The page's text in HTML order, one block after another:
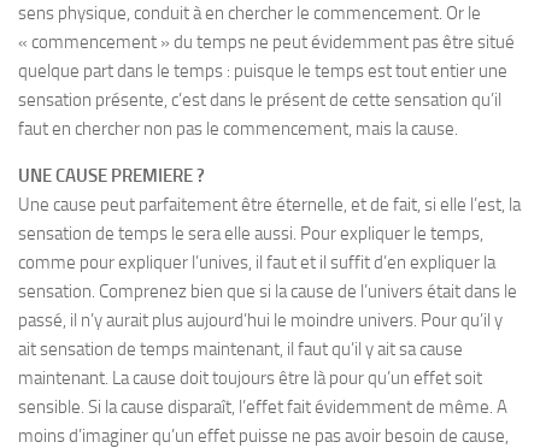
sens physique, conduit à en chercher le commencement. Or le
« commencement » du temps ne peut évidemment pas être situé
quelque part dans le temps : puisque le temps est tout entier une
sensation présente, c’est dans le présent de cette sensation qu’il
faut en chercher non pas le commencement, mais la cause.
UNE CAUSE PREMIERE ?
Une cause peut parfaitement être éternelle, et de fait, si elle l’est, la
sensation de temps le sera elle aussi. Pour expliquer le temps,
comme pour expliquer l’unives, il faut et il suffit d’en expliquer la
sensation. Comprenez bien que si la cause de l’univers était dans le
passé, il n’y aurait plus aujourd’hui le moindre univers. Pour qu’il y
ait sensation de temps maintenant, il faut qu’il y ait sa cause
maintenant. La cause doit toujours être là pour qu’un effet soit
sensible. Si la cause disparaît, l’effet fait évidemment de même. A
moins d’imaginer qu’un effet puisse ne pas avoir besoin de cause,